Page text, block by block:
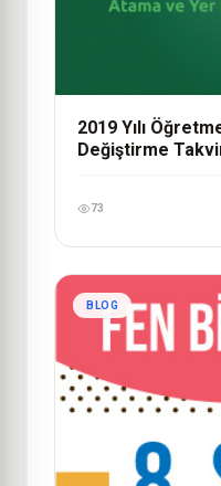
2019 Yılı
Değiştirme
73
BLOG